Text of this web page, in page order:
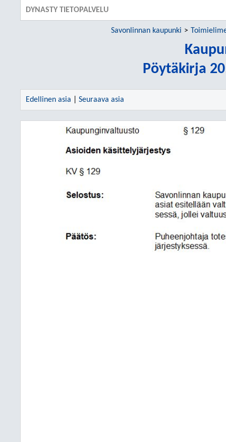
DYNASTY TIETOPALVELU
Savonlinnan kaupunki
Pöytäkirja
Edellinen asia Seuraava asia